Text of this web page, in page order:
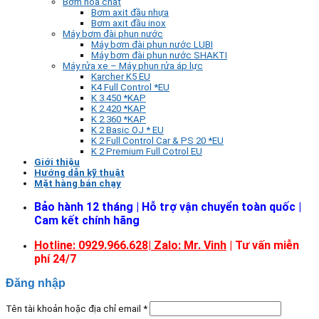
Bơm axit đầu nhựa
Bơm axit đầu inox
Máy bơm đài phun nước
Máy bơm đài phun nước LUBI
Máy bơm đài phun nước SHAKTI
Máy rửa xe – Máy phun rửa áp lực
Karcher K5 EU
K4 Full Control *EU
K 3.450 *KAP
K 2.420 *KAP
K 2.360 *KAP
K 2 Basic OJ * EU
K 2 Full Control Car & PS 20 *EU
K 2 Premium Full Cotrol EU
Giới thiệu
Hướng dẫn kỹ thuật
Mặt hàng bán chạy
Bảo hành 12 tháng | Hỗ trợ vận chuyển toàn quốc |
Cam kết chính hãng
Hotline: 0929.966.628| Zalo: Mr. Vinh | Tư vấn miễn
phí 24/7
Đăng nhập
Tên tài khoản hoặc địa chỉ email *